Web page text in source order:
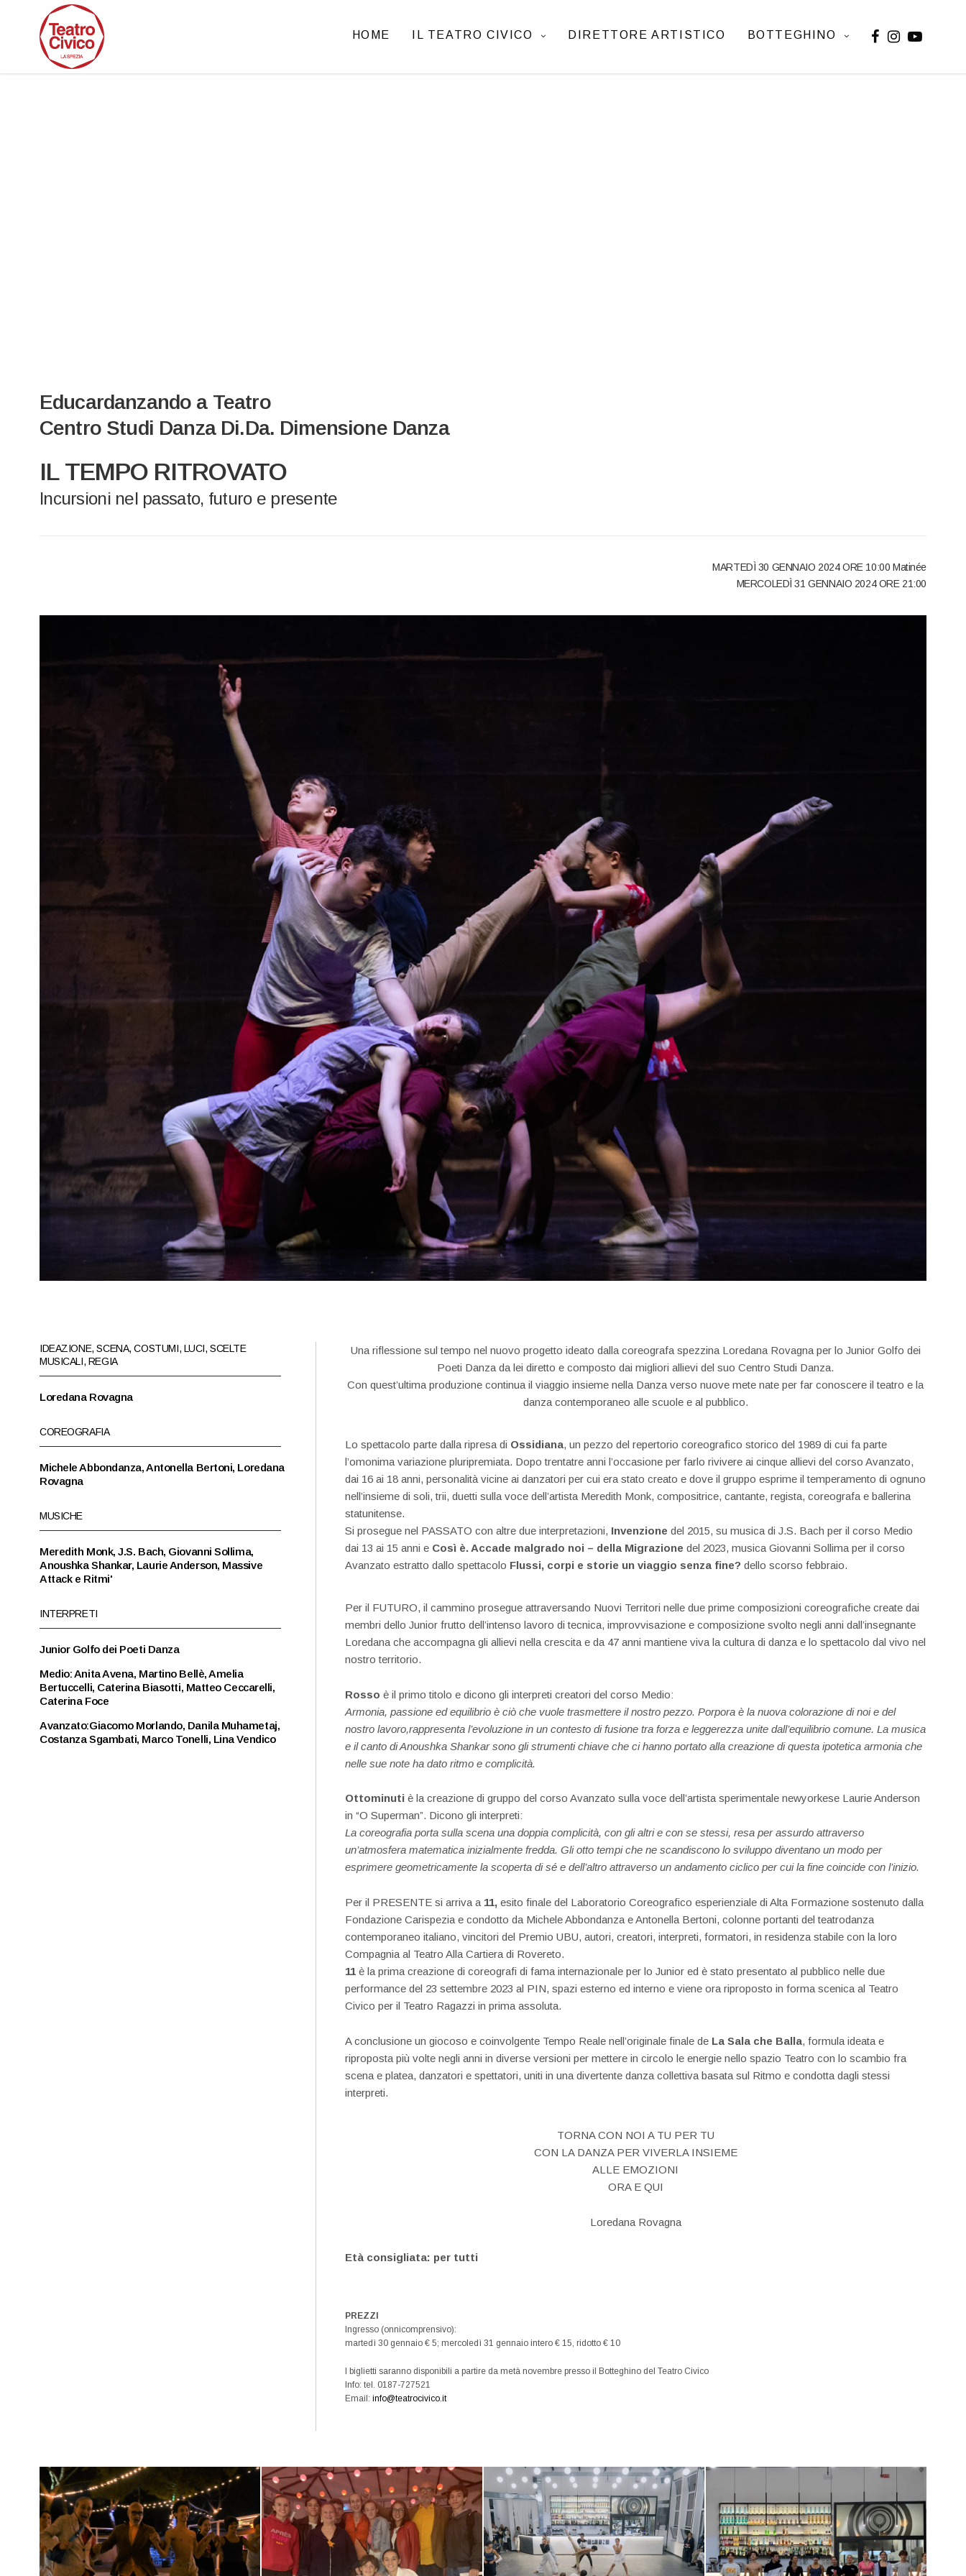
HOME IL TEATRO CIVICO DIRETTORE ARTISTICO BOTTEGHINO
Educardanzando a Teatro
Centro Studi Danza Di.Da. Dimensione Danza
IL TEMPO RITROVATO
Incursioni nel passato, futuro e presente
MARTEDÌ 30 GENNAIO 2024 ORE 10:00 Matinée
MERCOLEDÌ 31 GENNAIO 2024 ORE 21:00
IDEAZIONE, SCENA, COSTUMI, LUCI, SCELTE
MUSICALI, REGIA
Loredana Rovagna
COREOGRAFIA
Michele Abbondanza, Antonella Bertoni, Loredana
Rovagna
MUSICHE
Meredith Monk, J.S. Bach, Giovanni Sollima,
Anoushka Shankar, Laurie Anderson, Massive
Attack e Ritmi'
INTERPRETI
Junior Golfo dei Poeti Danza
Medio: Anita Avena, Martino Bellè, Amelia
Bertuccelli, Caterina Biasotti, Matteo Ceccarelli,
Caterina Foce
Avanzato:Giacomo Morlando, Danila Muhametaj,
Costanza Sgambati, Marco Tonelli, Lina Vendico
Una riflessione sul tempo nel nuovo progetto ideato dalla coreografa spezzina Loredana Rovagna per lo Junior Golfo dei
Poeti Danza da lei diretto e composto dai migliori allievi del suo Centro Studi Danza.
Con quest’ultima produzione continua il viaggio insieme nella Danza verso nuove mete nate per far conoscere il teatro e la
danza contemporaneo alle scuole e al pubblico.
Lo spettacolo parte dalla ripresa di Ossidiana, un pezzo del repertorio coreografico storico del 1989 di cui fa parte
l’omonima variazione pluripremiata. Dopo trentatre anni l’occasione per farlo rivivere ai cinque allievi del corso Avanzato,
dai 16 ai 18 anni, personalità vicine ai danzatori per cui era stato creato e dove il gruppo esprime il temperamento di ognuno
nell’insieme di soli, trii, duetti sulla voce dell’artista Meredith Monk, compositrice, cantante, regista, coreografa e ballerina
statunitense.
Si prosegue nel PASSATO con altre due interpretazioni, Invenzione del 2015, su musica di J.S. Bach per il corso Medio
dai 13 ai 15 anni e Così è. Accade malgrado noi – della Migrazione del 2023, musica Giovanni Sollima per il corso
Avanzato estratto dallo spettacolo Flussi, corpi e storie un viaggio senza fine? dello scorso febbraio.
Per il FUTURO, il cammino prosegue attraversando Nuovi Territori nelle due prime composizioni coreografiche create dai
membri dello Junior frutto dell’intenso lavoro di tecnica, improvvisazione e composizione svolto negli anni dall’insegnante
Loredana che accompagna gli allievi nella crescita e da 47 anni mantiene viva la cultura di danza e lo spettacolo dal vivo nel
nostro territorio.
Rosso è il primo titolo e dicono gli interpreti creatori del corso Medio:
Armonia, passione ed equilibrio è ciò che vuole trasmettere il nostro pezzo. Porpora è la nuova colorazione di noi e del
nostro lavoro,rappresenta l’evoluzione in un contesto di fusione tra forza e leggerezza unite dall’equilibrio comune. La musica
e il canto di Anoushka Shankar sono gli strumenti chiave che ci hanno portato alla creazione di questa ipotetica armonia che
nelle sue note ha dato ritmo e complicità.
Ottominutiè la creazione di gruppo del corso Avanzato sulla voce dell’artista sperimentale newyorkese Laurie Anderson
in “O Superman”. Dicono gli interpreti:
La coreografia porta sulla scena una doppia complicità, con gli altri e con se stessi, resa per assurdo attraverso
un’atmosfera matematica inizialmente fredda. Gli otto tempi che ne scandiscono lo sviluppo diventano un modo per
esprimere geometricamente la scoperta di sé e dell’altro attraverso un andamento ciclico per cui la fine coincide con l’inizio.
Per il PRESENTE si arriva a 11,esito finale del Laboratorio Coreografico esperienziale di Alta Formazione sostenuto dalla
Fondazione Carispezia e condotto da Michele Abbondanza e Antonella Bertoni, colonne portanti del teatrodanza
contemporaneo italiano, vincitori del Premio UBU, autori, creatori, interpreti, formatori, in residenza stabile con la loro
Compagnia al Teatro Alla Cartiera di Rovereto.
11è la prima creazione di coreografi di fama internazionale per lo Junior ed è stato presentato al pubblico nelle due
performance del 23 settembre 2023 al PIN, spazi esterno ed interno e viene ora riproposto in forma scenica al Teatro
Civico per il Teatro Ragazzi in prima assoluta.
A conclusione un giocoso e coinvolgente Tempo Reale nell’originale finale de La Sala che Balla, formula ideata e
riproposta più volte negli anni in diverse versioni per mettere in circolo le energie nello spazio Teatro con lo scambio fra
scena e platea, danzatori e spettatori, uniti in una divertente danza collettiva basata sul Ritmo e condotta dagli stessi
interpreti.
TORNA CON NOI A TU PER TU
CON LA DANZA PER VIVERLA INSIEME
ALLE EMOZIONI
ORA E QUI
Loredana Rovagna
Età consigliata: per tutti
PREZZI
Ingresso (onnicomprensivo):
martedì 30 gennaio € 5; mercoledì 31 gennaio intero € 15, ridotto € 10
I biglietti saranno disponibili a partire da metà novembre presso il Botteghino del Teatro Civico
Info: tel. 0187-727521
Email: info@teatrocivico.it